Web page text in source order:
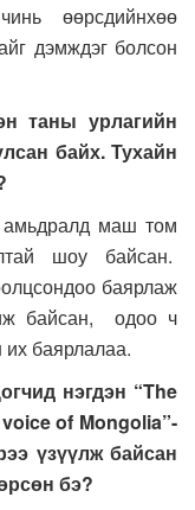
өөрсдийнхөө
дэмждэг болсон
таны урлагийн
байх. Тухайн
маш том
шоу байсан.
баярлаж
байсан, одоо ч
баярлалаа.
нэгдэн “The
of Mongolia”-
үзүүлж байсан
бэ?